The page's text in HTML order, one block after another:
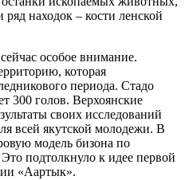
находок – кости ленской
особое внимание.
которая
периода. Стадо
300 голов. Верхоянские
своих исследований
всей якутской молодежи. В
модель бизона по
подтолкнуло к идее первой
«Аартык».